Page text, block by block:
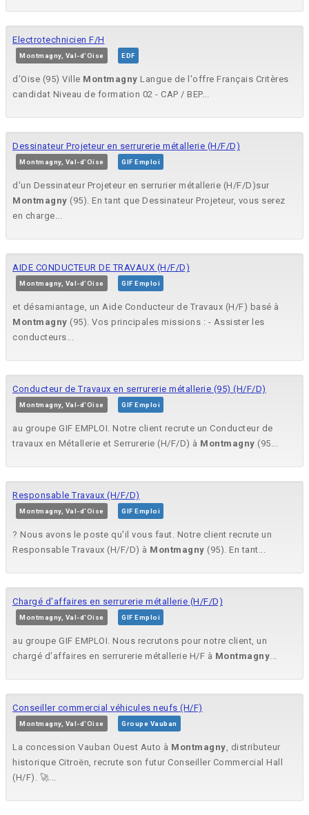
Electrotechnicien F/H
Montmagny, Val-d'Oise EDF
d'Oise (95) Ville Montmagny Langue de l'offre Français Critères
candidat Niveau de formation 02 - CAP / BEP...
Dessinateur Projeteur en serrurerie métallerie (H/F/D)
Montmagny, Val-d'Oise GIF Emploi
d'un Dessinateur Projeteur en serrurier métallerie (H/F/D)sur
Montmagny (95). En tant que Dessinateur Projeteur, vous serez
en charge...
AIDE CONDUCTEUR DE TRAVAUX (H/F/D)
Montmagny, Val-d'Oise GIF Emploi
et désamiantage, un Aide Conducteur de Travaux (H/F) basé à
Montmagny (95). Vos principales missions : - Assister les
conducteurs...
Conducteur de Travaux en serrurerie métallerie (95) (H/F/D)
Montmagny, Val-d'Oise GIF Emploi
au groupe GIF EMPLOI. Notre client recrute un Conducteur de
travaux en Métallerie et Serrurerie (H/F/D) à Montmagny (95...
Responsable Travaux (H/F/D)
Montmagny, Val-d'Oise GIF Emploi
? Nous avons le poste qu'il vous faut. Notre client recrute un
Responsable Travaux (H/F/D) à Montmagny (95). En tant...
Chargé d'affaires en serrurerie métallerie (H/F/D)
Montmagny, Val-d'Oise GIF Emploi
au groupe GIF EMPLOI. Nous recrutons pour notre client, un
chargé d'affaires en serrurerie métallerie H/F à Montmagny...
Conseiller commercial véhicules neufs (H/F)
Montmagny, Val-d'Oise Groupe Vauban
La concession Vauban Ouest Auto à Montmagny, distributeur
historique Citroën, recrute son futur Conseiller Commercial Hall
(H/F). 🚀...